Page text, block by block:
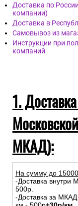
Доставка по
компании)
Доставка в
Самовывоз из
Инструкции при
компаний
1.
МКАД):
На сумму до 15000
-Доставка внутри
500р.
-Доставка за